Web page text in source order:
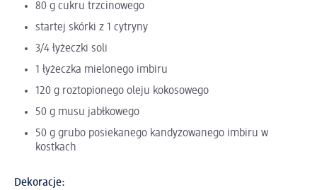
80 g cukru trzcinowego
startej skórki z 1 cytryny
3/4 łyżeczki soli
1 łyżeczka mielonego imbiru
120 g roztopionego oleju kokosowego
50 g musu jabłkowego
50 g grubo posiekanego kandyzowanego imbiru w
kostkach
Dekoracje: